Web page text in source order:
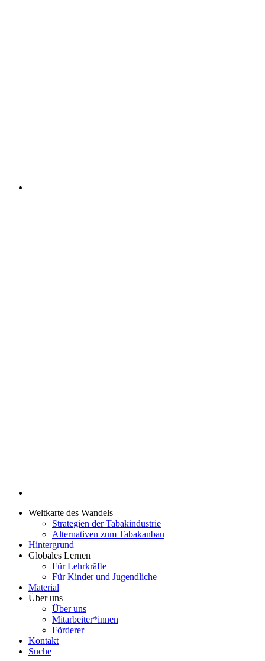
Weltkarte des Wandels
Strategien der Tabakindustrie
Alternativen zum Tabakanbau
Hintergrund
Globales Lernen
Für Lehrkräfte
Für Kinder und Jugendliche
Material
Über uns
Über uns
Mitarbeiter*innen
Förderer
Kontakt
Suche